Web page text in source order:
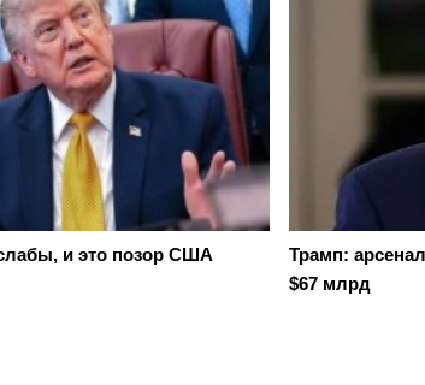
и это позор США
Трамп:
$67 млрд